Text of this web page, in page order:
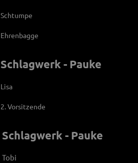
Schtumpe
Ehrenbagge
Schlagwerk - Pauke
Lisa
2. Vorsitzende
Schlagwerk - Pauke
Tobi